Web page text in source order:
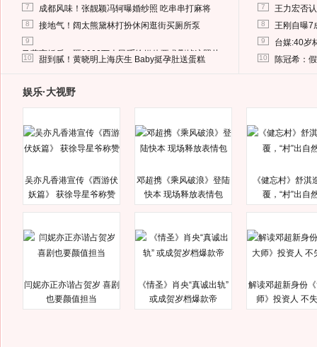
7 成都风味！张靓颖冯轲曝婚纱照 吃串串打麻将
8 接地气！阔太熊黛林打扮休闲逛街买厕所泵
9
马蓉离婚后，砸1000万人民币给媒体要求删掉这照片
10 甜到腻！黄晓明上海庆生 Baby挺孕肚送蛋糕
7 王力宏否
8 王刚自曝7
9 台媒:40岁
10 陈冠希：
娱乐·大视野
吴亦凡香港宣传《西游伏
妖篇》 获徐导星爷称赞
邓超携《乘风破浪》登陆
快本 现场释放表情包
《健忘村》舒淇
覆，“村”出自
闫妮亦正亦谐占贺岁 喜剧
也要颜值担当
《情圣》肖央“真诚出轨”
或成贺岁档爆款帝
解读邓超新身份
师》投资人 不